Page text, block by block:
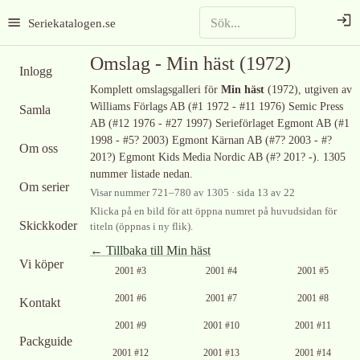
Seriekatalogen.se
Inlogg
Samla
Om oss
Om serier
Skickkoder
Vi köper
Kontakt
Packguide
Omslag - Min häst (1972)
Komplett omslagsgalleri för Min häst (1972), utgiven av
Williams Förlags AB (#1 1972 - #11 1976) Semic Press
AB (#12 1976 - #27 1997) Serieförlaget Egmont AB (#1
1998 - #5? 2003) Egmont Kärnan AB (#7? 2003 - #?
201?) Egmont Kids Media Nordic AB (#? 201? -). 1305
nummer listade nedan.
Visar nummer 721–780 av 1305 · sida 13 av 22
Klicka på en bild för att öppna numret på huvudsidan för
titeln (öppnas i ny flik).
← Tillbaka till Min häst
Ingen bild
2001 #3
Ingen bild
2001 #4
Ingen bild
2001 #5
Ingen bild
2001 #6
Ingen bild
2001 #7
Ingen bild
2001 #8
Ingen bild
2001 #9
Ingen bild
2001 #10
Ingen bild
2001 #11
Ingen bild
2001 #12
Ingen bild
2001 #13
Ingen bild
2001 #14